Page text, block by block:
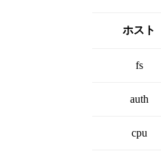
ホスト
fs
auth
cpu